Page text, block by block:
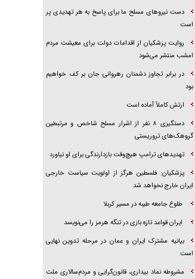
دست نیرو‌های مسلح ما برای پاسخ به هر تهدیدی پر
است
روایت پزشکیان از اقدامات دولت برای معیشت مردم
امشب منتشر می‌شود
در برابر تجاوز دشمنان رهروانی جان بر کف خواهیم
بود
ارتش کاملاً آماده است
دستگیری ۸ نفر از اشرار مسلح شاخص و مرتبطین
گروهک‌های تروریستی
تهدید‌های ترامپ هیچ‌وقت بازدارندگی برای او نیاورد
پزشکیان: فلسطین هرگز از اولویت سیاست خارجی
ایران خارج نخواهد شد
طلوع جامعه طیبه در مسیر کربلا
ایران قواعد تازه بازی در تنگه هرمز را می‌نویسد
بیانیه مشترک ایران و عمان در مرحله تدوین نهایی
است
مشروطه نماد بیداری، قانون‌گرایی و مردم‌سالاری ملت